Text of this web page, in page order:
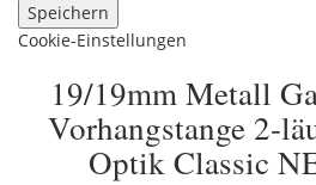
Speichern
Cookie-Einstellungen
19/19mm Metall
Vorhangstange 2-
Optik Classic